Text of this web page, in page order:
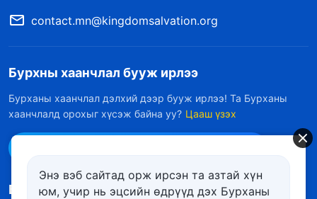
contact.mn@kingdomsalvation.org
Бурхны хаанчлал бууж ирлээ
Бурханы хаанчлал дэлхий дээр бууж ирлээ! Та Бурханы
хаанчлалд орохыг хүсэж байна уу? Цааш үзэх
Биднийг дагах
Энэ вэб сайтад орж ирсэн та азтай хүн
юм, учир нь эцсийн өдрүүд дэх Бурханы